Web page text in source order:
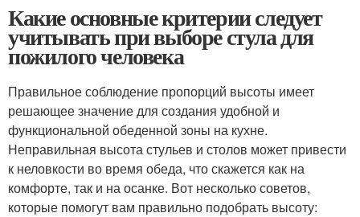
Какие основные критерии следует
учитывать при выборе стула для
пожилого человека
Правильное соблюдение пропорций высоты имеет
решающее значение для создания удобной и
функциональной обеденной зоны на кухне.
Неправильная высота стульев и столов может привести
к неловкости во время обеда, что скажется как на
комфорте, так и на осанке. Вот несколько советов,
которые помогут вам правильно подобрать высоту: